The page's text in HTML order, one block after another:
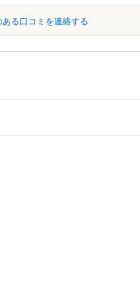
る口コミを連絡する